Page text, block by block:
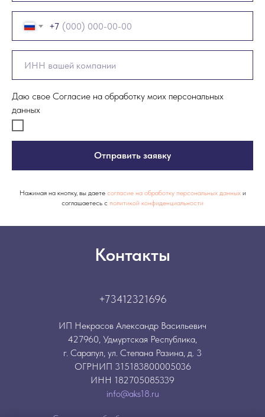
+7
Даю свое Согласие на обработку моих персональных
данных
Отправить заявку
Нажимая на кнопку, вы даете согласие на обработку персональных данныхи
соглашаетесь c политикой конфиденциальности
Контакты
+73412321696
ИП Некрасов Александр Васильевич
427960, Удмуртская Республика,
г. Сарапул, ул. Степана Разина, д. 3
ОГРНИП 315183800005036
ИНН 182705085339
info@aks18.ru